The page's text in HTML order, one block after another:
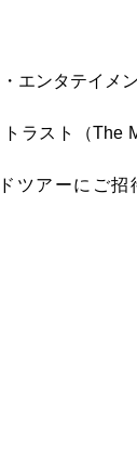
エンタテイメ
スト（The
アーにご招